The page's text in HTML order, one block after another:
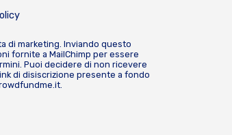
di marketing. Inviando questo
fornite a MailChimp per essere
. Puoi decidere di non ricevere
di disiscrizione presente a fondo
.